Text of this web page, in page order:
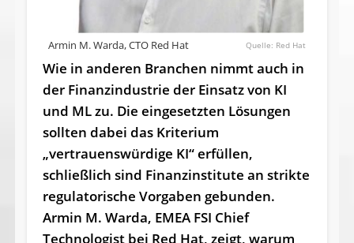
Armin M. Warda, CTO Red Hat Red Hat
Wie in anderen Branchen nimmt auch in
der Finanzindustrie der Einsatz von KI
und ML zu. Die eingesetzten Lösungen
sollten dabei das Kriterium
„vertrauenswürdige KI“ erfüllen,
schließlich sind Finanzinstitute an strikte
regulatorische Vorgaben gebunden.
Armin M. Warda, EMEA FSI Chief
Technologist bei Red Hat, zeigt, warum